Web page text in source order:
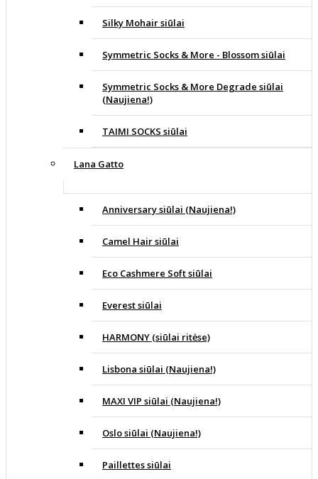
Silky Mohair siūlai
Symmetric Socks & More - Blossom siūlai
Symmetric Socks & More Degrade siūlai
(Naujiena!)
TAIMI SOCKS siūlai
Lana Gatto
Anniversary siūlai (Naujiena!)
Camel Hair siūlai
Eco Cashmere Soft siūlai
Everest siūlai
HARMONY (siūlai ritėse)
Lisbona siūlai (Naujiena!)
MAXI VIP siūlai (Naujiena!)
Oslo siūlai (Naujiena!)
Paillettes siūlai